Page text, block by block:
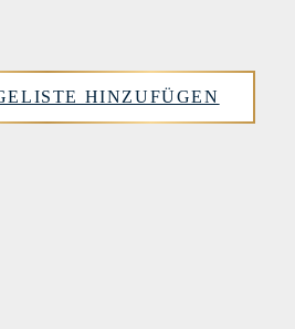
HINZUFÜGEN